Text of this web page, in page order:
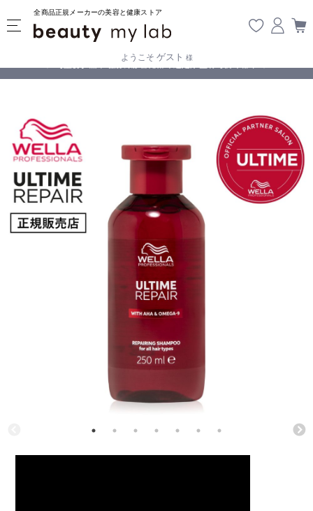
全商品正規メーカーの美容と健康ストア
ようこそ ゲスト 様
【重要】熊本地震の影響により遅延が生じております